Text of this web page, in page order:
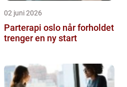
02 juni 2026
Parterapi oslo når forholdet
trenger en ny start